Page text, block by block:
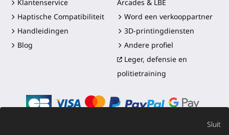
Klantenservice
Haptische Compatibiliteit
Handleidingen
Blog
Arcades & LBE
Word een verkooppartner
3D-printingdiensten
Andere profiel
Leger, defensie en
politietraining
Sluit